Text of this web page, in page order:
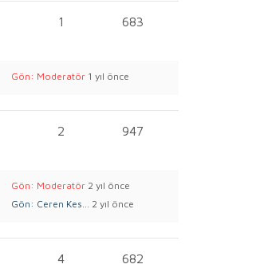
683
1
Gön: Moderatör 1 yıl önce
947
2
Gön: Moderatör 2 yıl önce
Gön: Ceren Kes... 2 yıl önce
682
4